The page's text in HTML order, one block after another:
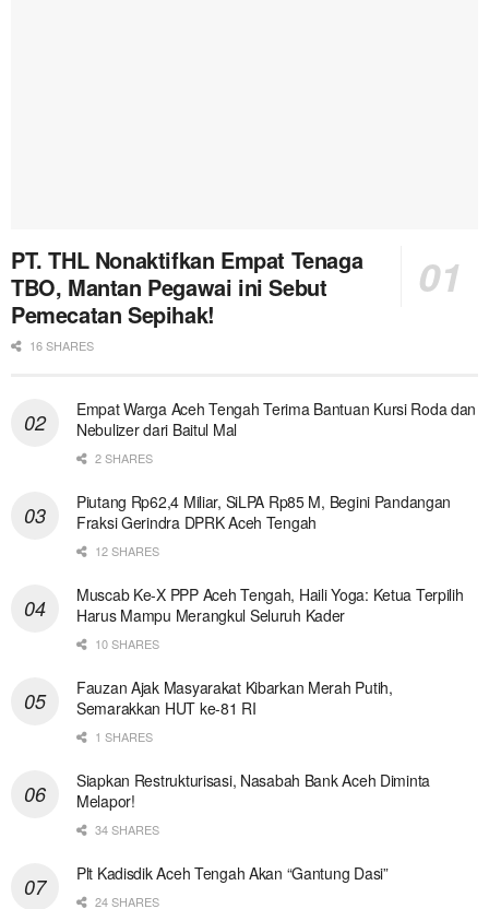
PT. THL Nonaktifkan Empat Tenaga
TBO, Mantan Pegawai ini Sebut
Pemecatan Sepihak!
16 SHARES
Empat Warga Aceh Tengah Terima Bantuan Kursi Roda dan
Nebulizer dari Baitul Mal
2 SHARES
Piutang Rp62,4 Miliar, SiLPA Rp85 M, Begini Pandangan
Fraksi Gerindra DPRK Aceh Tengah
12 SHARES
Muscab Ke-X PPP Aceh Tengah, Haili Yoga: Ketua Terpilih
Harus Mampu Merangkul Seluruh Kader
10 SHARES
Fauzan Ajak Masyarakat Kibarkan Merah Putih,
Semarakkan HUT ke-81 RI
1 SHARES
Siapkan Restrukturisasi, Nasabah Bank Aceh Diminta
Melapor!
34 SHARES
Plt Kadisdik Aceh Tengah Akan “Gantung Dasi”
24 SHARES